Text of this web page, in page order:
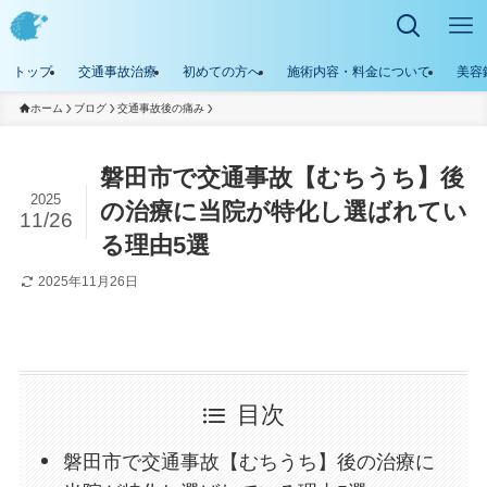
トップ 交通事故治療 初めての方へ 施術内容・料金について 美容
ホーム ブログ 交通事故後の痛み
磐田市で交通事故【むちうち】後
の治療に当院が特化し選ばれてい
る理由5選
2025
11/26
2025年11月26日
目次
磐田市で交通事故【むちうち】後の治療に